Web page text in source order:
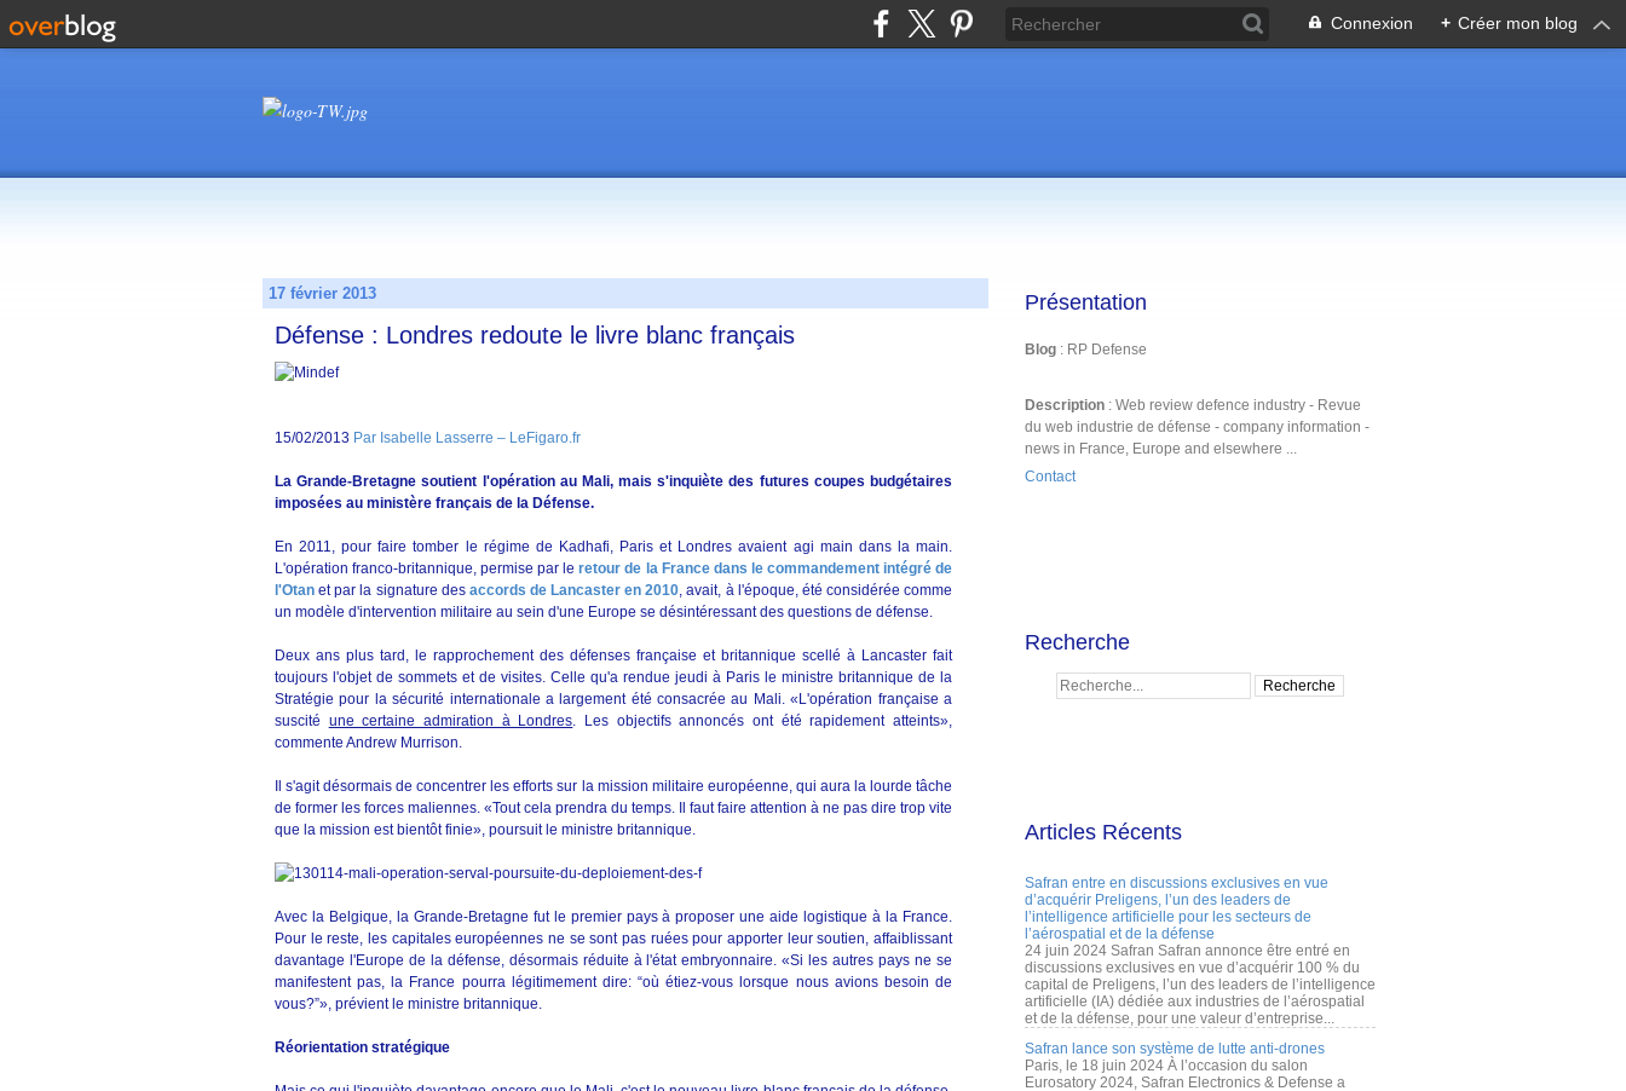
Connexion + Créer mon blog
17 février 2013
Défense : Londres redoute le livre blanc français
15/02/2013 Par Isabelle Lasserre – LeFigaro.fr
La Grande-Bretagne soutient l'opération au Mali, mais s'inquiète des futures coupes budgétaires
imposées au ministère français de la Défense.
En 2011, pour faire tomber le régime de Kadhafi, Paris et Londres avaient agi main dans la main.
L'opération franco-britannique, permise par leretour de la France dans le commandement intégré de
l'Otan et par la signature des accords de Lancaster en 2010, avait, à l'époque, été considérée comme
un modèle d'intervention militaire au sein d'une Europe se désintéressant des questions de défense.
Deux ans plus tard, le rapprochement des défenses française et britannique scellé à Lancaster fait
toujours l'objet de sommets et de visites. Celle qu'a rendue jeudi à Paris le ministre britannique de la
Stratégie pour la sécurité internationale a largement été consacrée au Mali. «L'opération française a
suscité une certaine admiration à Londres. Les objectifs annoncés ont été rapidement atteints»,
commente Andrew Murrison.
Il s'agit désormais de concentrer les efforts sur la mission militaire européenne, qui aura la lourde tâche
de former les forces maliennes. «Tout cela prendra du temps. Il faut faire attention à ne pas dire trop vite
que la mission est bientôt finie», poursuit le ministre britannique.
Avec la Belgique, la Grande-Bretagne fut le premier pays à proposer une aide logistique à la France.
Pour le reste, les capitales européennes ne se sont pas ruées pour apporter leur soutien, affaiblissant
davantage l'Europe de la défense, désormais réduite à l'état embryonnaire. «Si les autres pays ne se
manifestent pas, la France pourra légitimement dire: “où étiez-vous lorsque nous avions besoin de
vous?”», prévient le ministre britannique.
Réorientation stratégique
Présentation
Blog : RP Defense
Description : Web review defence industry - Revue
du web industrie de défense - company information -
news in France, Europe and elsewhere ...
Contact
Recherche
Articles Récents
Safran entre en discussions exclusives en vue
d’acquérir Preligens, l’un des leaders de
l’intelligence artificielle pour les secteurs de
l’aérospatial et de la défense
24 juin 2024 Safran Safran annonce être entré en
discussions exclusives en vue d’acquérir 100 % du
capital de Preligens, l’un des leaders de l’intelligence
artificielle (IA) dédiée aux industries de l’aérospatial
et de la défense, pour une valeur d’entreprise...
Safran lance son système de lutte anti-drones
Paris, le 18 juin 2024 À l’occasion du salon
Eurosatory 2024, Safran Electronics & Defense a